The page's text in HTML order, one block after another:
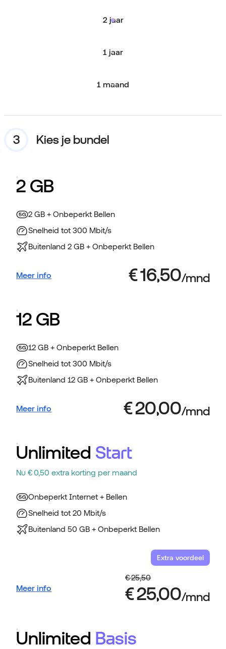
2 jaar
1 jaar
1 maand
Kies je bundel
2 GB
2 GB + Onbeperkt Bellen
Snelheid tot 300 Mbit/s
Buitenland 2 GB + Onbeperkt Bellen
Meer info
12 GB
12 GB + Onbeperkt Bellen
Snelheid tot 300 Mbit/s
Buitenland 12 GB + Onbeperkt Bellen
Meer info
Unlimited Start
Nu € 0,50 extra korting per maand
Onbeperkt Internet + Bellen
Snelheid tot 20 Mbit/s
Buitenland 50 GB + Onbeperkt Bellen
Extra voordeel
Meer info
Unlimited Basis